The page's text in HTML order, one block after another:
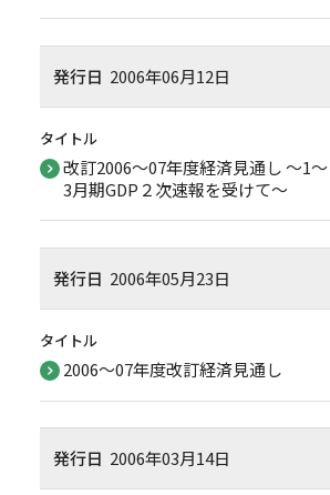
発行日 2006年06月12日
タイトル
改訂2006～07年度経済見通し ～1～
3月期GDP２次速報を受けて～
発行日 2006年05月23日
タイトル
2006～07年度改訂経済見通し
発行日 2006年03月14日